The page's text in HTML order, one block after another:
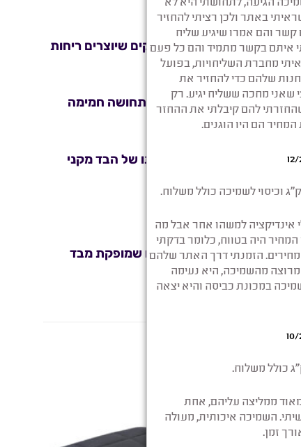
על רעננות הבד.
התפתחויות של חיידקים שיוצרים ריחות
אוויר קטנה דבר המעניק תחושה חמימה
והמלטף דבר הנובע מהפקתו של הבד מקני
שימוש בשמיכה של פרופיו שמופקת מבד
מבצע!